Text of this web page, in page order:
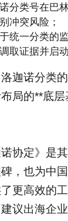
分类号在巴
冲突风险；
统一分类的
取证据并启动
迦诺分类
局的**底层
协定》是
，也为中
更高效的
议出海企